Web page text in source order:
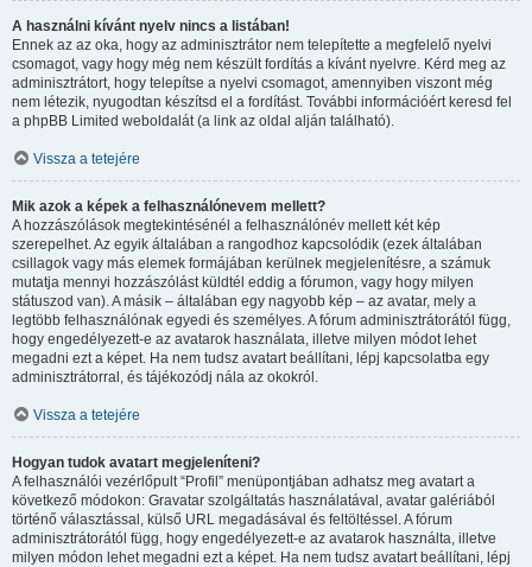
A használni kívánt nyelv nincs a listában!
Ennek az az oka, hogy az adminisztrátor nem telepítette a megfelelő nyelvi
csomagot, vagy hogy még nem készült fordítás a kívánt nyelvre. Kérd meg az
adminisztrátort, hogy telepítse a nyelvi csomagot, amennyiben viszont még
nem létezik, nyugodtan készítsd el a fordítást. További információért keresd fel
a phpBB Limited weboldalát (a link az oldal alján található).
Vissza a tetejére
Mik azok a képek a felhasználónevem mellett?
A hozzászólások megtekintésénél a felhasználónév mellett két kép
szerepelhet. Az egyik általában a rangodhoz kapcsolódik (ezek általában
csillagok vagy más elemek formájában kerülnek megjelenítésre, a számuk
mutatja mennyi hozzászólást küldtél eddig a fórumon, vagy hogy milyen
státuszod van). A másik – általában egy nagyobb kép – az avatar, mely a
legtöbb felhasználónak egyedi és személyes. A fórum adminisztrátorától függ,
hogy engedélyezett-e az avatarok használata, illetve milyen módot lehet
megadni ezt a képet. Ha nem tudsz avatart beállítani, lépj kapcsolatba egy
adminisztrátorral, és tájékozódj nála az okokról.
Vissza a tetejére
Hogyan tudok avatart megjeleníteni?
A felhasználói vezérlőpult “Profil” menüpontjában adhatsz meg avatart a
következő módokon: Gravatar szolgáltatás használatával, avatar galériából
történő választással, külső URL megadásával és feltöltéssel. A fórum
adminisztrátorától függ, hogy engedélyezett-e az avatarok használta, illetve
milyen módon lehet megadni ezt a képet. Ha nem tudsz avatart beállítani, lépj